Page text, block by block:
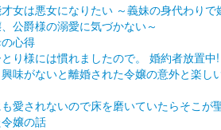
女は悪女になりたい ～義妹の身代わりで
公爵様の溺愛に気づかない～
心得
り様には慣れましたので。 婚約者放置中!
興味がないと離婚された令嬢の意外と楽し
愛されないので床を磨いていたらそこが
令嬢の話